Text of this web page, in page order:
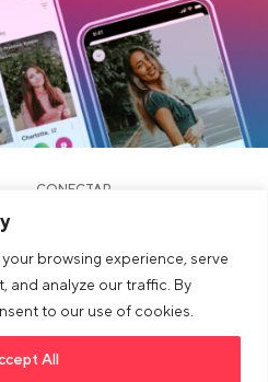
browsing experience, serve
and analyze our traffic. By
to our use of cookies.
All
CONECTAR